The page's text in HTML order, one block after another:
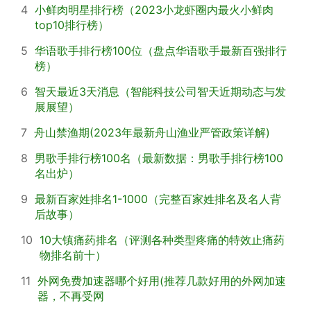
4 小鲜肉明星排行榜（2023小龙虾圈内最火小鲜肉
top10排行榜）
5 华语歌手排行榜100位（盘点华语歌手最新百强排行
榜）
6 智天最近3天消息（智能科技公司智天近期动态与发
展展望）
7 舟山禁渔期(2023年最新舟山渔业严管政策详解)
8 男歌手排行榜100名（最新数据：男歌手排行榜100
名出炉）
9 最新百家姓排名1-1000（完整百家姓排名及名人背
后故事）
10 10大镇痛药排名（评测各种类型疼痛的特效止痛药
物排名前十）
11 外网免费加速器哪个好用(推荐几款好用的外网加速
器，不再受网